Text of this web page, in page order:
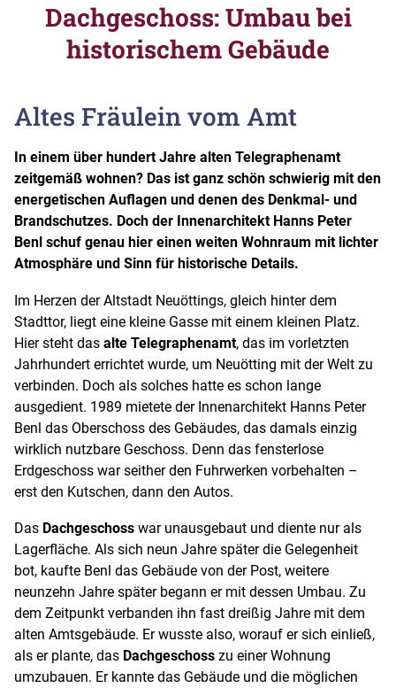
Dachgeschoss: Umbau bei
historischem Gebäude
Altes Fräulein vom Amt
In einem über hundert Jahre alten Telegraphenamt
zeitgemäß wohnen? Das ist ganz schön schwierig mit den
energetischen Auflagen und denen des Denkmal- und
Brandschutzes. Doch der Innenarchitekt Hanns Peter
Benl schuf genau hier einen weiten Wohnraum mit lichter
Atmosphäre und Sinn für historische Details.
Im Herzen der Altstadt Neuöttings, gleich hinter dem
Stadttor, liegt eine kleine Gasse mit einem kleinen Platz.
Hier steht das alte Telegraphenamt, das im vorletzten
Jahrhundert errichtet wurde, um Neuötting mit der Welt zu
verbinden. Doch als solches hatte es schon lange
ausgedient. 1989 mietete der Innenarchitekt Hanns Peter
Benl das Oberschoss des Gebäudes, das damals einzig
wirklich nutzbare Geschoss. Denn das fensterlose
Erdgeschoss war seither den Fuhrwerken vorbehalten –
erst den Kutschen, dann den Autos.
Das Dachgeschoss war unausgebaut und diente nur als
Lagerfläche. Als sich neun Jahre später die Gelegenheit
bot, kaufte Benl das Gebäude von der Post, weitere
neunzehn Jahre später begann er mit dessen Umbau. Zu
dem Zeitpunkt verbanden ihn fast dreißig Jahre mit dem
alten Amtsgebäude. Er wusste also, worauf er sich einließ,
als er plante, das Dachgeschoss zu einer Wohnung
umzubauen. Er kannte das Gebäude und die möglichen